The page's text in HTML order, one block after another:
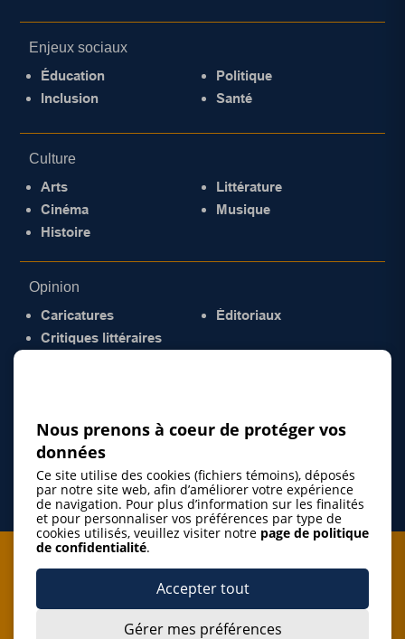
Enjeux sociaux
Éducation
Inclusion
Politique
Santé
Culture
Arts
Cinéma
Histoire
Littérature
Musique
Opinion
Caricatures
Critiques littéraires
Éditoriaux
Je m'abonne à l'infolettre
Nous prenons à coeur de protéger vos
données
Ce site utilise des cookies (fichiers témoins), déposés
par notre site web, afin d’améliorer votre expérience
de navigation. Pour plus d’information sur les finalités
et pour personnaliser vos préférences par type de
cookies utilisés, veuillez visiter notre page de politique
de confidentialité.
Accepter tout
Gérer mes préférences